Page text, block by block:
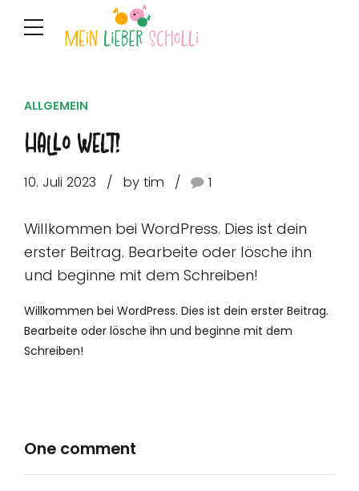
ALLGEMEIN
Hallo Welt!
10. Juli 2023 by tim 1
Willkommen bei WordPress. Dies ist dein
erster Beitrag. Bearbeite oder lösche ihn
und beginne mit dem Schreiben!
Willkommen bei WordPress. Dies ist dein erster Beitrag.
Bearbeite oder lösche ihn und beginne mit dem
Schreiben!
One comment